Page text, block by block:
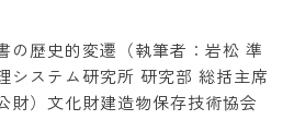
の歴史的変遷（執筆者：岩松 準
システム研究所 研究部 総括主席
財）文化財建造物保存技術協会